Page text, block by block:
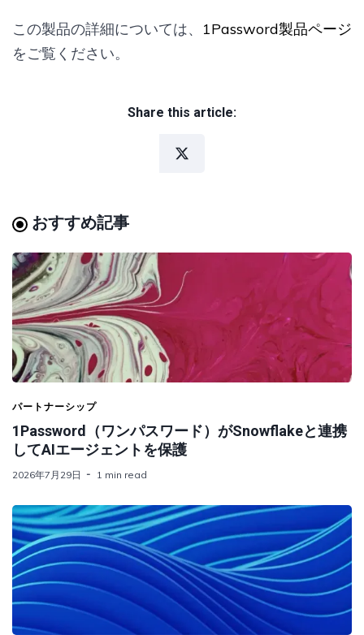
この製品の詳細については、 1Password製品ページ
をご覧ください。
Share this article:
おすすめ記事
パートナーシップ
1Password（ワンパスワード）がSnowflakeと連携
してAIエージェントを保護
2026年7月29日 1 min read